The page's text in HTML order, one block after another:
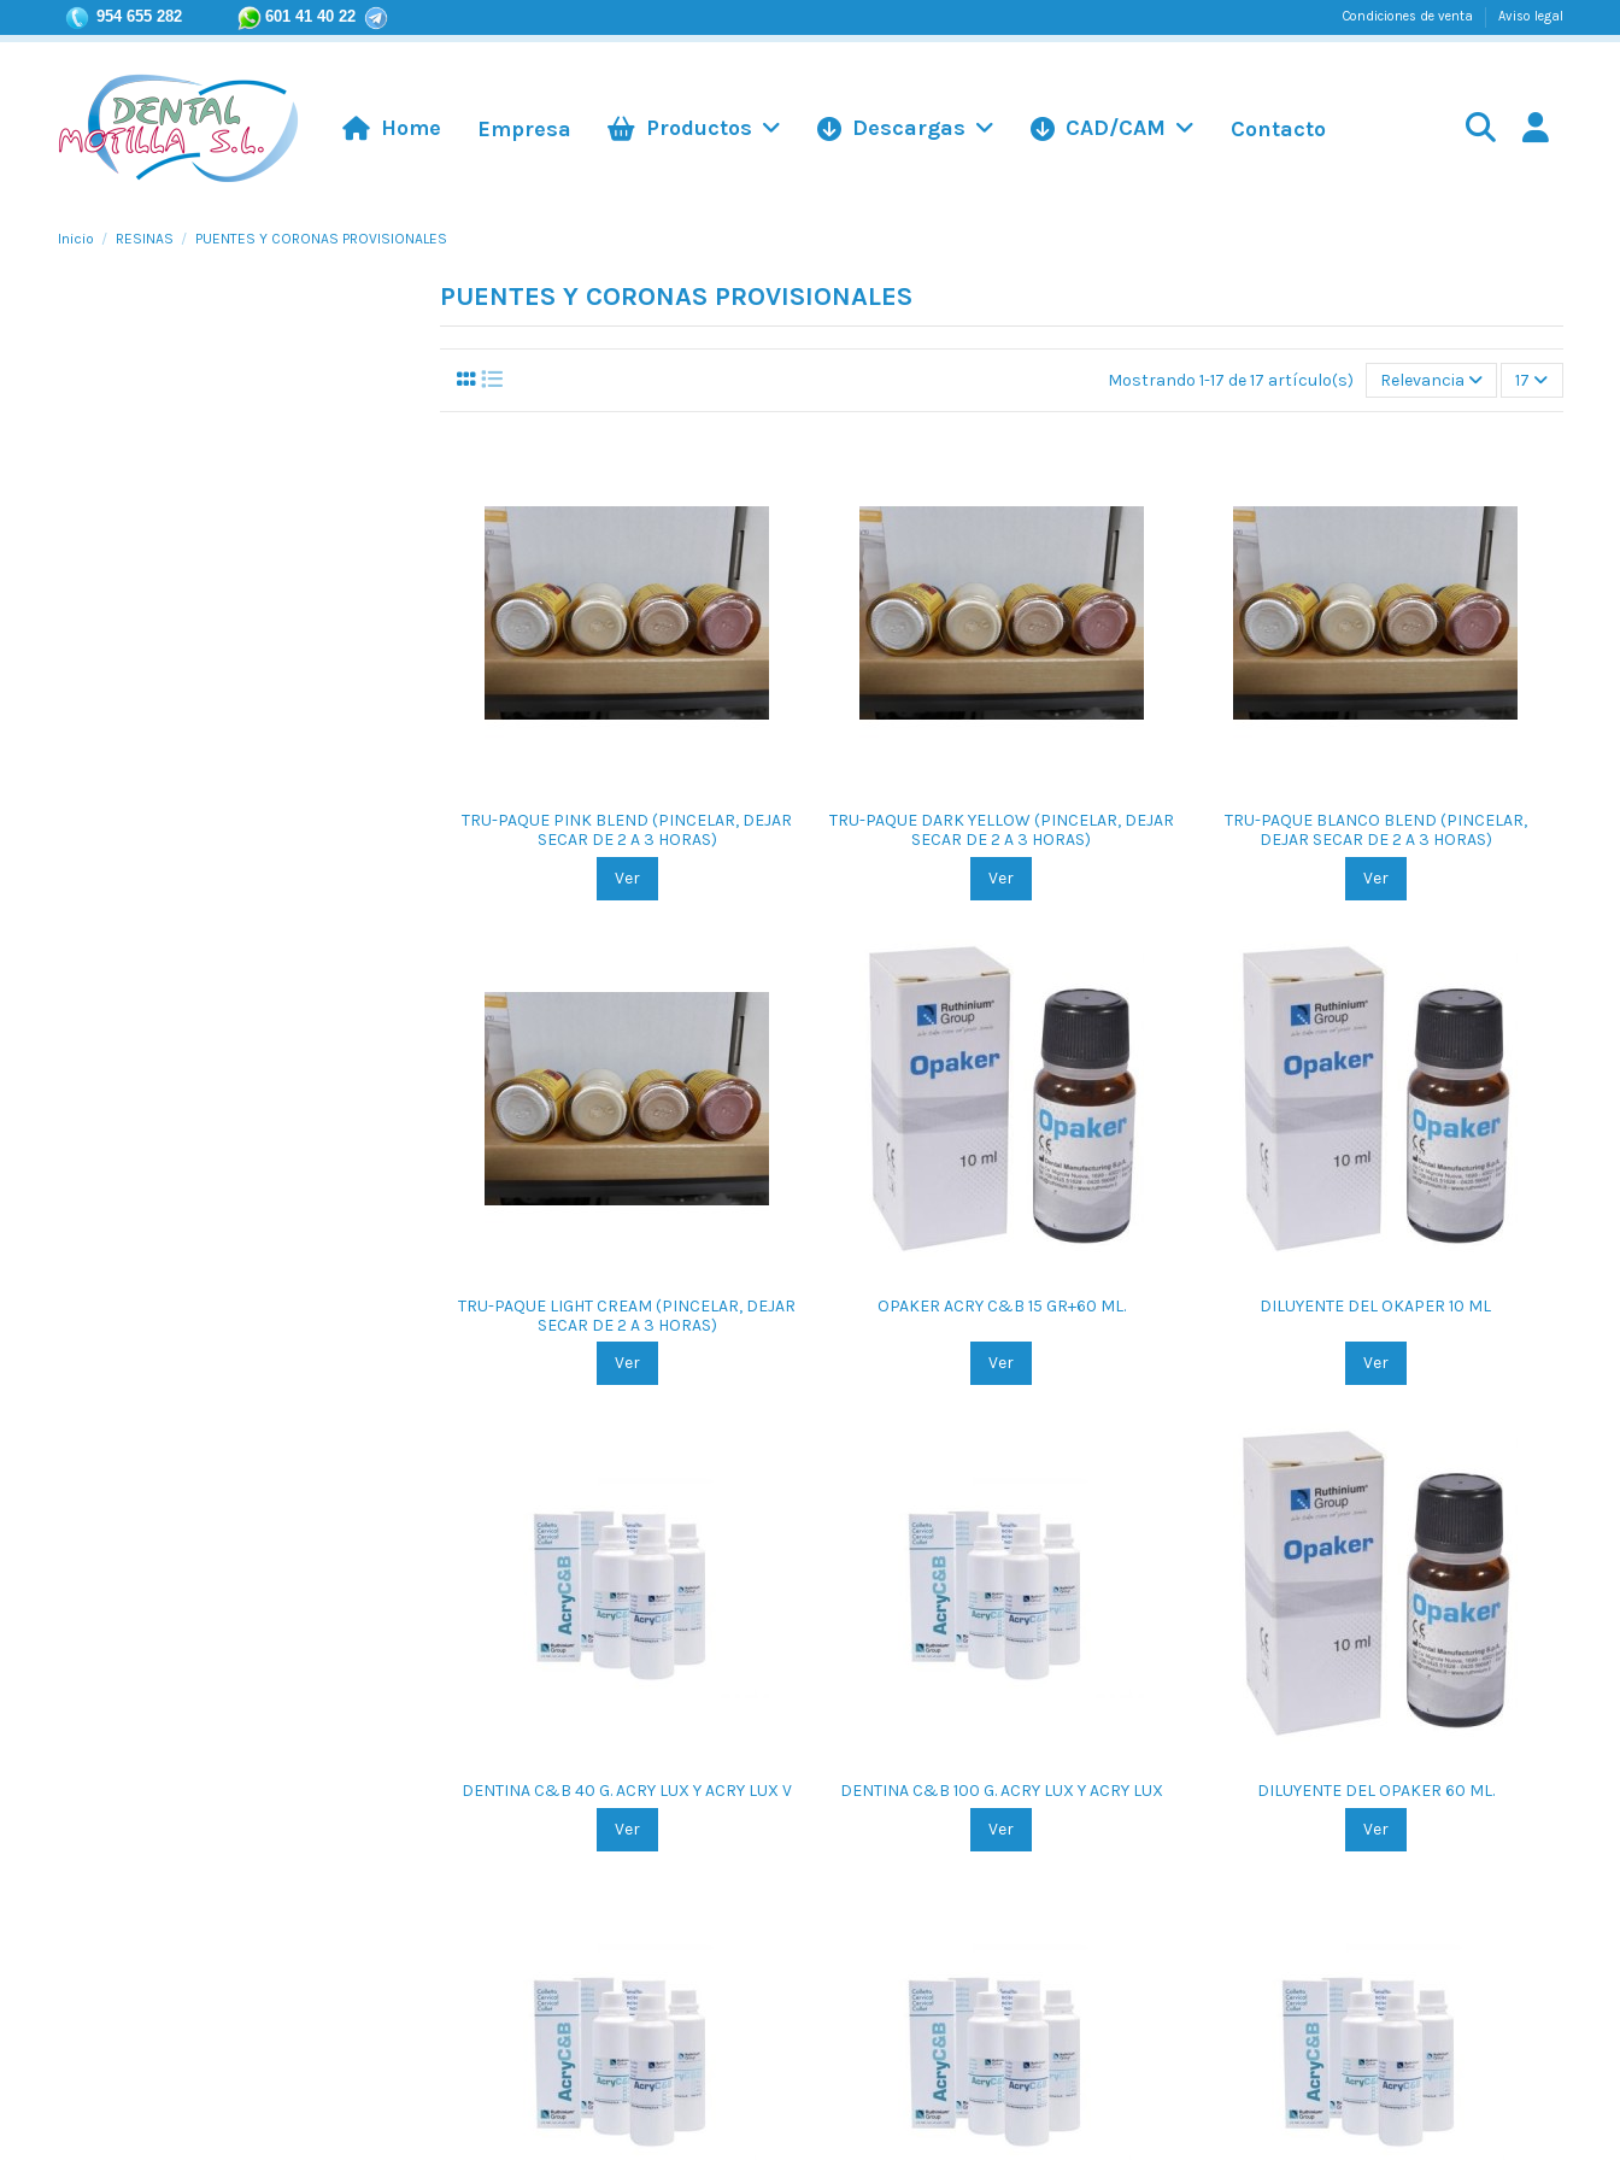
954 655 282 601 41 40 22 Condiciones de venta Aviso legal
Home Empresa Productos Descargas CAD/CAM Contacto
Inicio RESINAS PUENTES Y CORONAS PROVISIONALES
PUENTES Y CORONAS PROVISIONALES
Mostrando 1-17 de 17 artículo(s) Relevancia 17
TRU-PAQUE PINK BLEND (PINCELAR, DEJAR
SECAR DE 2 A 3 HORAS)
Ver
TRU-PAQUE DARK YELLOW (PINCELAR, DEJAR
SECAR DE 2 A 3 HORAS)
Ver
TRU-PAQUE BLANCO BLEND (PINCELAR,
DEJAR SECAR DE 2 A 3 HORAS)
Ver
TRU-PAQUE LIGHT CREAM (PINCELAR, DEJAR
SECAR DE 2 A 3 HORAS)
Ver
OPAKER ACRY C&B 15 GR+60 ML.
Ver
DILUYENTE DEL OKAPER 10 ML
Ver
DENTINA C&B 40 G. ACRY LUX Y ACRY LUX V
Ver
DENTINA C&B 100 G. ACRY LUX Y ACRY LUX
Ver
DILUYENTE DEL OPAKER 60 ML.
Ver